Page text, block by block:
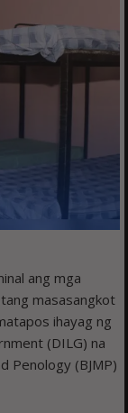
ang mga
masasangkot
ihayag ng
(DILG) na
Penology (BJMP)